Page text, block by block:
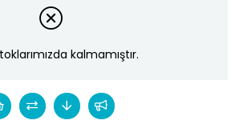
kalmamıştır.